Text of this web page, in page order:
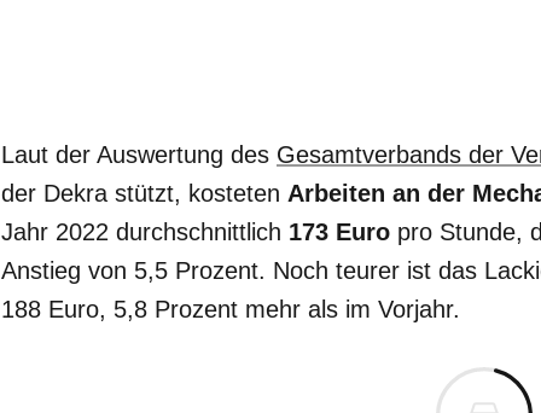
Laut der Auswertung des Gesamtverbands der
der Dekra stützt, kosteten Arbeiten an der
Jahr 2022 durchschnittlich 173 Euro pro Stunde,
Anstieg von 5,5 Prozent. Noch teurer ist das
188 Euro, 5,8 Prozent mehr als im Vorjahr.